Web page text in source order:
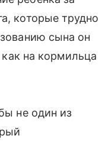
которые трудно
сына он
на кормильца
не один из